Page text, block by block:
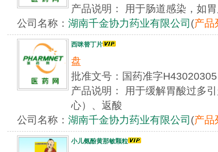
产品说明： 用于肠道感染，如
公司名称： 湖南千金协力药业有限公司 (产品
西咪替丁片
盘
批准文号：国药准字
产品说明： 用于缓解胃酸过多
心）、返酸
公司名称： 湖南千金协力药业有限公司 (产品
小儿氨酚黄那敏颗粒